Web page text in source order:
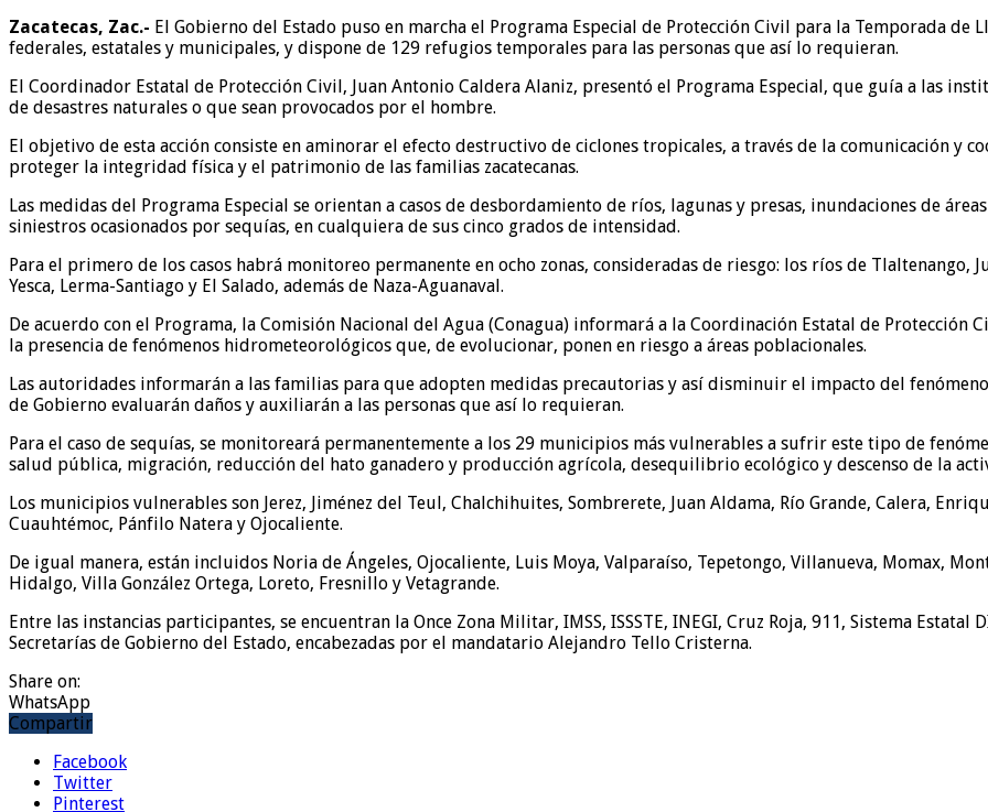
Zacatecas, Zac.- El Gobierno del Estado puso en marcha el Programa Especial de Protección Civil para la Temporada de
federales, estatales y municipales, y dispone de 129 refugios temporales para las personas que así lo requieran.
El Coordinador Estatal de Protección Civil, Juan Antonio Caldera Alaniz, presentó el Programa Especial, que guía a las
de desastres naturales o que sean provocados por el hombre.
El objetivo de esta acción consiste en aminorar el efecto destructivo de ciclones tropicales, a través de la comunicación y
proteger la integridad física y el patrimonio de las familias zacatecanas.
Las medidas del Programa Especial se orientan a casos de desbordamiento de ríos, lagunas y presas, inundaciones de
siniestros ocasionados por sequías, en cualquiera de sus cinco grados de intensidad.
Para el primero de los casos habrá monitoreo permanente en ocho zonas, consideradas de riesgo: los ríos de Tlaltenango,
Yesca, Lerma-Santiago y El Salado, además de Naza-Aguanaval.
De acuerdo con el Programa, la Comisión Nacional del Agua (Conagua) informará a la Coordinación Estatal de
la presencia de fenómenos hidrometeorológicos que, de evolucionar, ponen en riesgo a áreas poblacionales.
Las autoridades informarán a las familias para que adopten medidas precautorias y así disminuir el impacto del
de Gobierno evaluarán daños y auxiliarán a las personas que así lo requieran.
Para el caso de sequías, se monitoreará permanentemente a los 29 municipios más vulnerables a sufrir este tipo de
salud pública, migración, reducción del hato ganadero y producción agrícola, desequilibrio ecológico y descenso de la
Los municipios vulnerables son Jerez, Jiménez del Teul, Chalchihuites, Sombrerete, Juan Aldama, Río Grande, Calera,
Cuauhtémoc, Pánfilo Natera y Ojocaliente.
De igual manera, están incluidos Noria de Ángeles, Ojocaliente, Luis Moya, Valparaíso, Tepetongo, Villanueva, Momax,
Hidalgo, Villa González Ortega, Loreto, Fresnillo y Vetagrande.
Entre las instancias participantes, se encuentran la Once Zona Militar, IMSS, ISSSTE, INEGI, Cruz Roja, 911, Sistema
Secretarías de Gobierno del Estado, encabezadas por el mandatario Alejandro Tello Cristerna.
Share on:
WhatsApp
Compartir
Facebook
Twitter
Pinterest